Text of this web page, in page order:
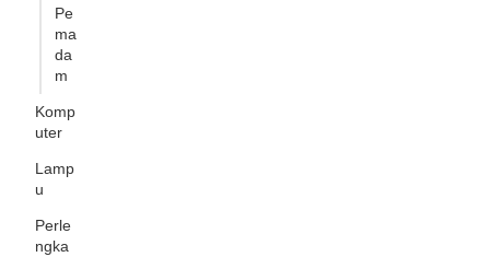
Pe
ma
da
m
Komp
uter
Lamp
u
Perle
ngka